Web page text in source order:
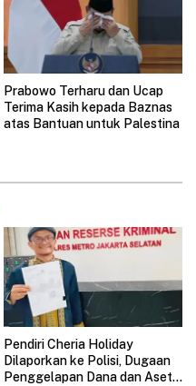
Prabowo Terharu dan Ucap
Terima Kasih kepada Baznas
atas Bantuan untuk Palestina
Pendiri Cheria Holiday
Dilaporkan ke Polisi, Dugaan
Penggelapan Dana dan Aset